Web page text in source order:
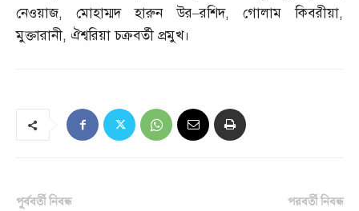
নেওয়াজ,মোহাম্মদ হারুন উর–রশিদ, গোলাম কিবরীয়া,
মুক্তারানী, ঐশ্বরিয়া চক্রবর্তী প্রমুখ।
পূর্ববর্তী নিবন্ধ
পরবর্তী নিবন্ধ